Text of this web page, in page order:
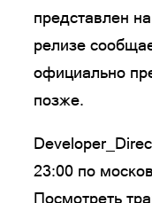
представлен
релизе
официально
позже.
23:00 по
Посмотреть